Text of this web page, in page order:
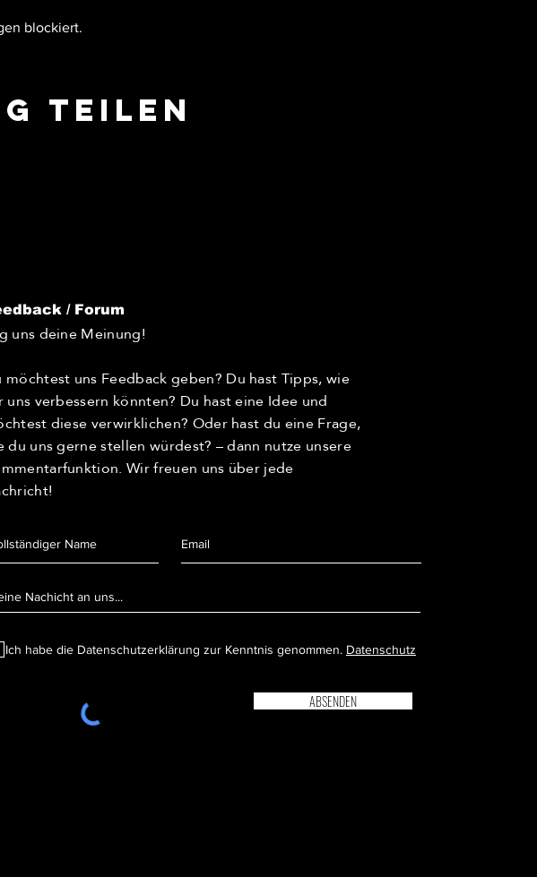
blockiert.
teilen
/ Forum
uns deine Meinung!
möchtest uns Feedback geben? Du hast Tipps, wie
uns verbessern könnten? Du hast eine Idee und
diese verwirklichen? Oder hast du eine Frage,
du uns gerne stellen würdest? – dann nutze unsere
Wir freuen uns über jede
Ich habe die Datenschutzerklärung zur Kenntnis genommen. Datenschutz
ABSENDEN